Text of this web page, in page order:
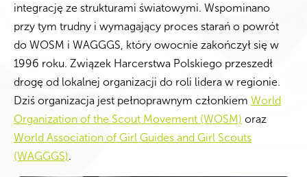
integrację ze strukturami światowymi. Wspominano
przy tym trudny i wymagający proces starań o powrót
do WOSM i WAGGGS, który owocnie zakończył się w
1996 roku. Związek Harcerstwa Polskiego przeszedł
drogę od lokalnej organizacji do roli lidera w regionie.
Dziś organizacja jest pełnoprawnym członkiem World
Organization of the Scout Movement (WOSM) oraz
World Association of Girl Guides and Girl Scouts
(WAGGGS).